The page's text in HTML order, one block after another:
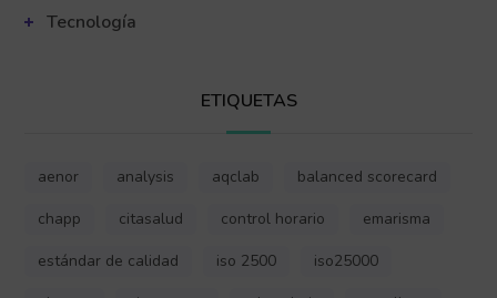
Tecnología
ETIQUETAS
aenor analysis aqclab
balanced scorecard
chapp
citasalud control horario
emarisma
estándar de calidad
iso 2500
iso25000